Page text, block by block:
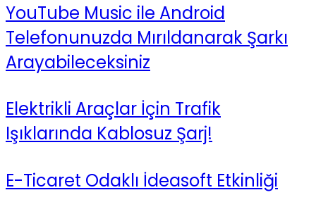
YouTube Music ile Android
Telefonunuzda Mırıldanarak Şarkı
Arayabileceksiniz
Elektrikli Araçlar İçin Trafik
Işıklarında Kablosuz Şarj!
E-Ticaret Odaklı İdeasoft Etkinliği